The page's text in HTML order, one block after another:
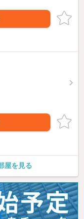
屋を見る